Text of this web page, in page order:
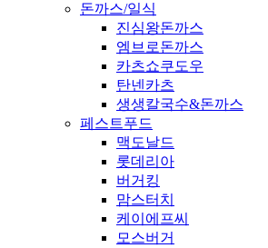
돈까스/일식
진심왕돈까스
엠브로돈까스
카츠쇼쿠도우
탄넨카츠
생생칼국수&돈까스
페스트푸드
맥도날드
롯데리아
버거킹
맘스터치
케이에프씨
모스버거